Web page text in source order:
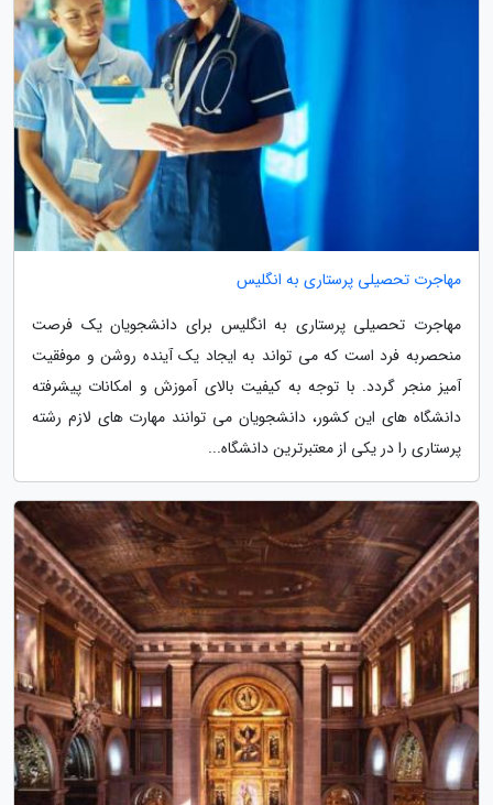
مهاجرت تحصیلی پرستاری به انگلیس
مهاجرت تحصیلی پرستاری به انگلیس برای دانشجویان یک فرصت
منحصربه فرد است که می تواند به ایجاد یک آینده روشن و موفقیت
آمیز منجر گردد. با توجه به کیفیت بالای آموزش و امکانات پیشرفته
دانشگاه های این کشور، دانشجویان می توانند مهارت های لازم رشته
پرستاری را در یکی از معتبرترین دانشگاه...